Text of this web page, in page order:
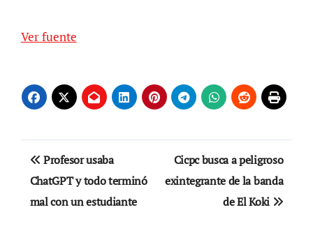
Ver fuente
Navegación
de
entradas
Profesor usaba
ChatGPT y todo terminó
mal con un estudiante
Cicpc busca a peligroso
exintegrante de la banda
de El Koki